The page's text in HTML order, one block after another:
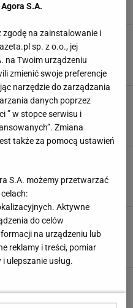
Grbić zaryzykował.
3 SIERPNIA 2026, 08:37
nie byli w stanie dłużej
zagrał va banque
1 SIERPNIA 2026, 16:23
odpalił bombę, Polacy
i patrzyłem"
do Leona. Nie musiał
widzieli"
S.A.
zgodę na zainstalowanie i
sp. z o.o., jej
na Twoim urządzeniu
zmienić swoje preferencje
narzędzie do zarządzania
danych poprzez
” w stopce serwisu i
Zmiana
także za pomocą ustawień
S.A. możemy przetwarzać
Aktywne
do celów
na urządzeniu lub
reklamy i treści, pomiar
ulepszanie usług.